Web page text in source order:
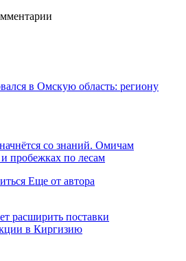
в Омскую область: региону
со знаний. Омичам
и пробежках по лесам
Еще от автора
расширить поставки
в Киргизию